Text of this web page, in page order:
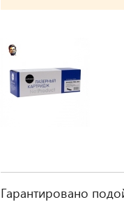
Гарантировано